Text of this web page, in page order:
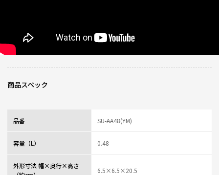
ですが、この商品の保温力はすごすぎです！
夕方でも若干温かいぐらいです。
洗うのも食洗機に入れるだけなので楽ちん！
た
商品スペック
品番 SU-AA48(YM)
容量（L） 0.48
外形寸法 幅×奥行×高さ
6.5×6.5×20.5